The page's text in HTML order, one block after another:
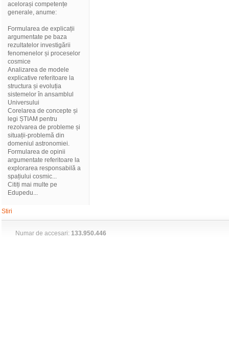
acelorași competențe
generale, anume:
Formularea de explicații
argumentate pe baza
rezultatelor investigării
fenomenelor și proceselor
cosmice
Analizarea de modele
explicative referitoare la
structura și evoluția
sistemelor în ansamblul
Universului
Corelarea de concepte și
legi ȘTIAM pentru
rezolvarea de probleme și
situații-problemă din
domeniul astronomiei.
Formularea de opinii
argumentate referitoare la
explorarea responsabilă a
spațiului cosmic...
Citiți mai multe pe
Edupedu...
Stiri
Numar de accesari: 133.950.446